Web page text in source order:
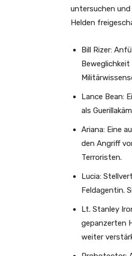
untersuchen
Helden
Bill Rizer:
Lance Bean:
als
Ariana: Eine
den Angriff
Terroristen.
Lucia:
Feldagentin.
Lt. Stanley
gepanzerten
weiter